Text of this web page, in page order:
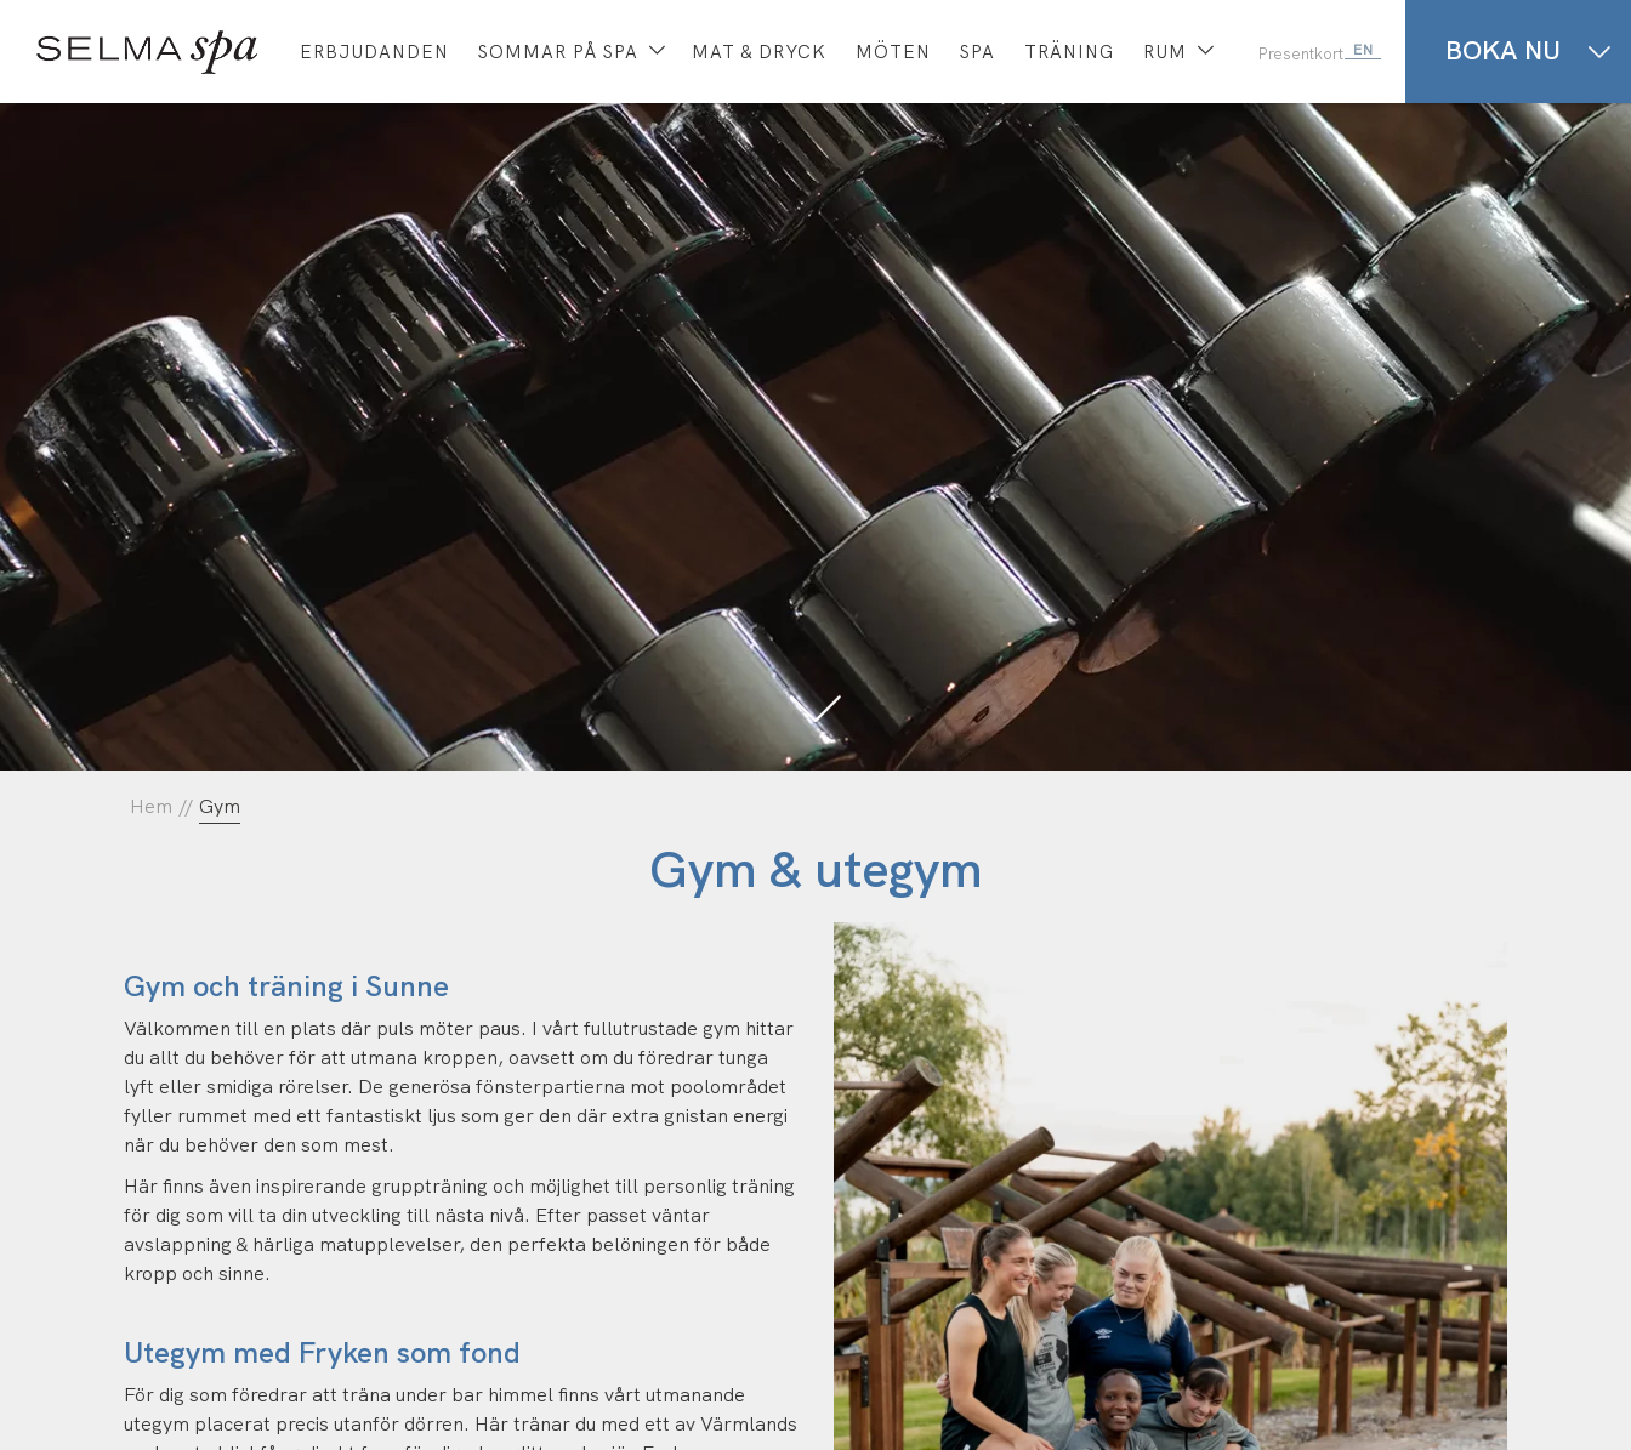
ERBJUDANDEN SOMMAR PÅ SPA MAT & DRYCK MÖTEN SPA TRÄNING RUM Presentkort BOKA NU
EN
Hem // Gym
Gym & utegym
Gym och träning i Sunne
Välkommen till en plats där puls möter paus. I vårt fullutrustade gym hittar
du allt du behöver för att utmana kroppen, oavsett om du föredrar tunga
lyft eller smidiga rörelser. De generösa fönsterpartierna mot poolområdet
fyller rummet med ett fantastiskt ljus som ger den där extra gnistan energi
när du behöver den som mest.
Här finns även inspirerande gruppträning och möjlighet till personlig träning
för dig som vill ta din utveckling till nästa nivå. Efter passet väntar
avslappning & härliga matupplevelser, den perfekta belöningen för både
kropp och sinne.
Utegym med Fryken som fond
För dig som föredrar att träna under bar himmel finns vårt utmanande
utegym placerat precis utanför dörren. Här tränar du med ett av Värmlands